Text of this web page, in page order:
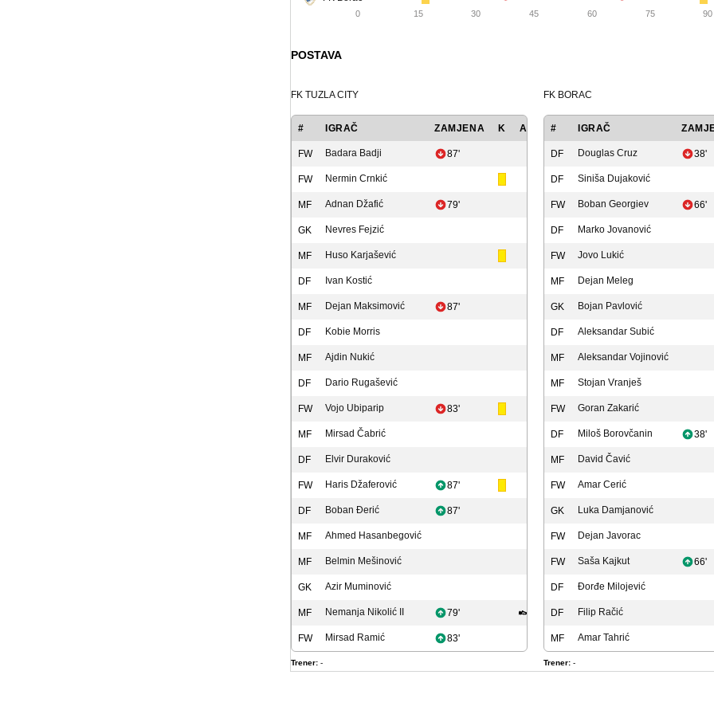
0 15 30 45 60 75 90
POSTAVA
FK TUZLA CITY
# IGRAČ ZAMJENA K A GOL
FW Badara Badji 87'
FW Nermin Crnkić
MF Adnan Džafić 79'
GK Nevres Fejzić
MF Huso Karjašević
DF Ivan Kostić
MF Dejan Maksimović 87'
DF Kobie Morris
MF Ajdin Nukić
DF Dario Rugašević
FW Vojo Ubiparip 83'
MF Mirsad Čabrić
DF Elvir Duraković
FW Haris Džaferović 87'
DF Boban Đerić 87'
MF Ahmed Hasanbegović
MF Belmin Mešinović
GK Azir Muminović
MF Nemanja Nikolić II 79'
FW Mirsad Ramić 83'
Trener: -
FK BORAC
# IGRAČ
DF Douglas Cruz 38'
DF Siniša Dujaković
FW Boban Georgiev 66'
DF Marko Jovanović
FW Jovo Lukić
MF Dejan Meleg
GK Bojan Pavlović
DF Aleksandar Subić
MF Aleksandar Vojinović
MF Stojan Vranješ
FW Goran Zakarić
DF Miloš Borovčanin 38'
MF David Čavić
FW Amar Cerić
GK Luka Damjanović
FW Dejan Javorac
FW Saša Kajkut 66'
DF Đorđe Milojević
DF Filip Račić
MF Amar Tahrić
Trener: -